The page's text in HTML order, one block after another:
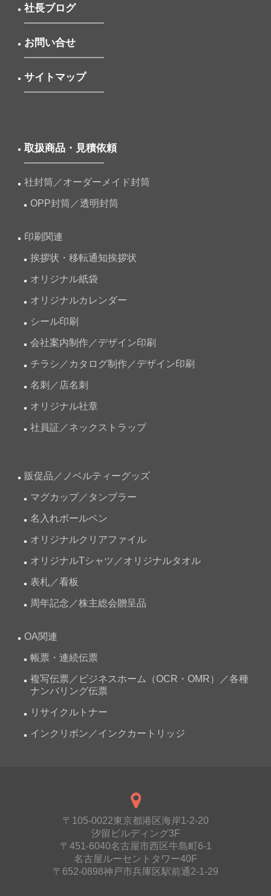
社長ブログ
お問い合せ
サイトマップ
取扱商品・見積依頼
社封筒／オーダーメイド封筒
OPP封筒／透明封筒
印刷関連
挨拶状・移転通知挨拶状
オリジナル紙袋
オリジナルカレンダー
シール印刷
会社案内制作／デザイン印刷
チラシ／カタログ制作／デザイン印刷
名刺／店名刺
オリジナル社章
社員証／ネックストラップ
販促品／ノベルティーグッズ
マグカップ／タンブラー
名入れボールペン
オリジナルクリアファイル
オリジナルTシャツ／オリジナルタオル
表札／看板
周年記念／株主総会贈呈品
OA関連
帳票・連続伝票
複写伝票／ビジネスホーム（OCR・OMR）／各種
ナンバリング伝票
リサイクルトナー
インクリボン／インクカートリッジ
〒105-0022東京都港区海岸1-2-20
汐留ビルディング3F
〒451-6040名古屋市西区牛島町6-1
名古屋ルーセントタワー40F
〒652-0898神戸市兵庫区駅前通2-1-29